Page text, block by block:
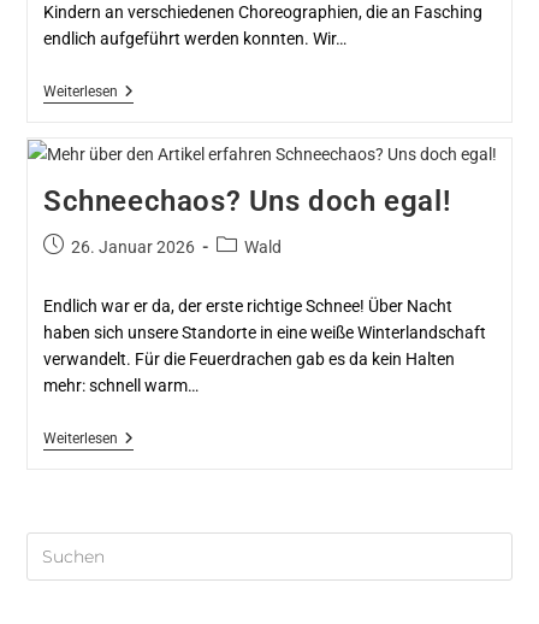
Kindern an verschiedenen Choreographien, die an Fasching
endlich aufgeführt werden konnten. Wir…
Weiterlesen
Schneechaos? Uns doch egal!
26. Januar 2026 Wald
Endlich war er da, der erste richtige Schnee! Über Nacht
haben sich unsere Standorte in eine weiße Winterlandschaft
verwandelt. Für die Feuerdrachen gab es da kein Halten
mehr: schnell warm…
Weiterlesen